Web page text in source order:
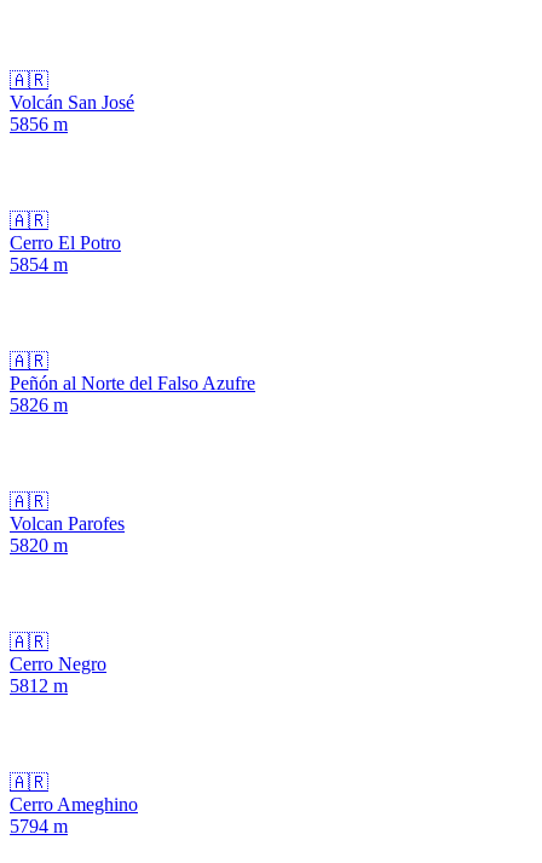
🇦🇷
Volcán San José
5856 m
🇦🇷
Cerro El Potro
5854 m
🇦🇷
Peñón al Norte del Falso Azufre
5826 m
🇦🇷
Volcan Parofes
5820 m
🇦🇷
Cerro Negro
5812 m
🇦🇷
Cerro Ameghino
5794 m